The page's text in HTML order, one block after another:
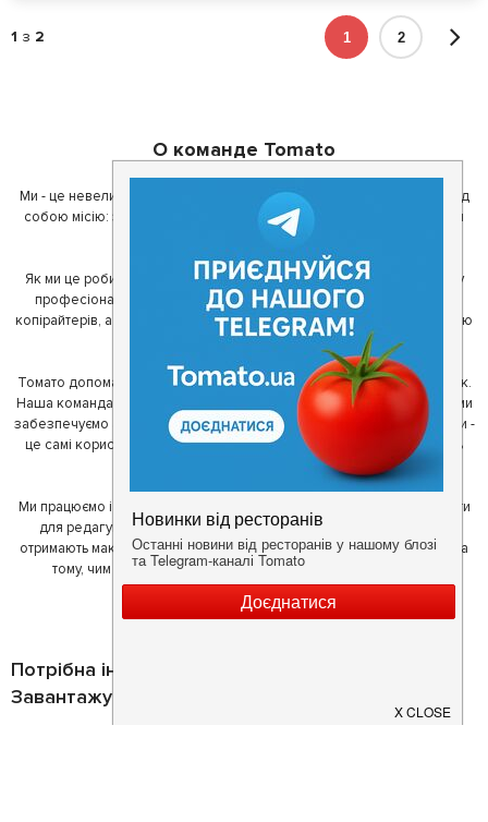
1 з 2 1 2
О команде Tomato
Ми - це невелика команда ентузіастів з України. Ми поставили перед
собою місію: зробити так, щоб де б в Україні ви не знаходилися, ви
завжди могли смачно поїсти.
Як ми це робимо? Для початку, ми зібрали приголомшливу команду
професіоналів - фахівців з дизайну, програмування, маркетингу,
копірайтерів, а за сумісництвом - любителів гарної їжі. З їх допомогою
ми створили Томато.
Томато допомагає своїм користувачам знайти цікаві місця неподалік.
Наша команда регулярно зв'язується з ресторанами - таким чином ми
забезпечуємо актуальність інформації. Друга частина нашої команди -
це самі користувачі, які діляться своїми враженнями і допомагають
один одному у виборі кращих місць.
Ми працюємо і з ресторанами. Для них ми надаємо зручні інструменти
для редагування інформації про себе - в результаті відвідувачі
отримають максимум інформації, а ресторан зможе зосередитися на
тому, чим він любить займатися більше всього - смачній їжі.
Потрібна інформація про заклад?
Завантажуйте додаток!